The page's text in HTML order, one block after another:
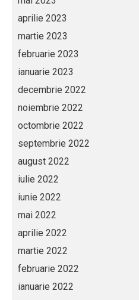
aprilie 2023
martie 2023
februarie 2023
ianuarie 2023
decembrie 2022
noiembrie 2022
octombrie 2022
septembrie 2022
august 2022
iulie 2022
iunie 2022
mai 2022
aprilie 2022
martie 2022
februarie 2022
ianuarie 2022